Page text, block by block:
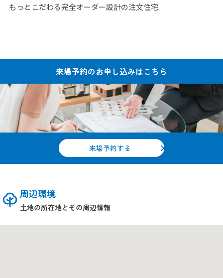
住宅
外観。濃淡のあるタイルの質感
来場予約のお申し込みはこちら
来場予約する
周辺環境
土地の所在地とその周辺情報